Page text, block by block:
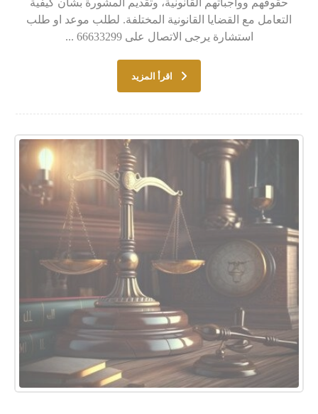
حقوقهم وواجباتهم القانونية، وتقديم المشورة بشأن كيفية
التعامل مع القضايا القانونية المختلفة. لطلب موعد او طلب
استشارة يرجى الاتصال على 66633299 ...
اقرأ المزيد